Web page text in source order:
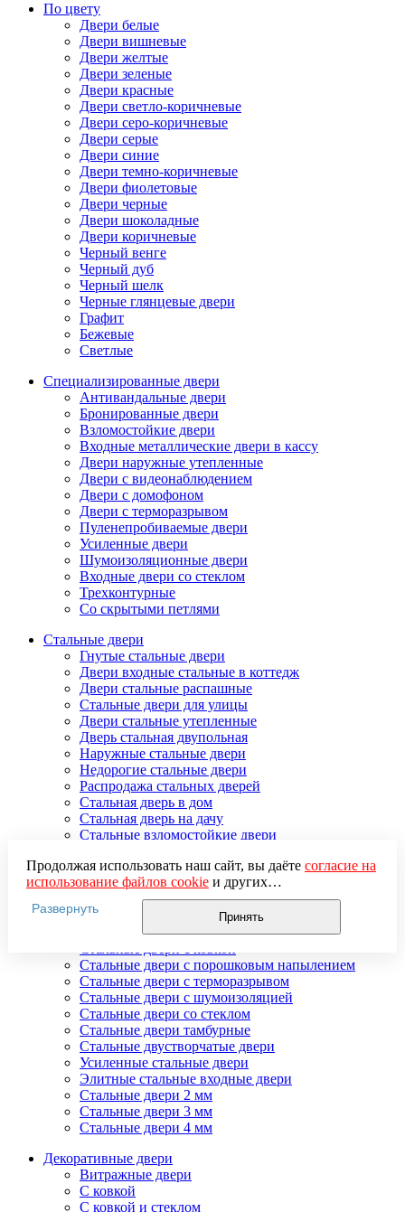
По цвету
Двери белые
Двери вишневые
Двери желтые
Двери зеленые
Двери красные
Двери светло-коричневые
Двери серо-коричневые
Двери серые
Двери синие
Двери темно-коричневые
Двери фиолетовые
Двери черные
Двери шоколадные
Двери коричневые
Черный венге
Черный дуб
Черный шелк
Черные глянцевые двери
Графит
Бежевые
Светлые
Специализированные двери
Антивандальные двери
Бронированные двери
Взломостойкие двери
Входные металлические двери в кассу
Двери наружные утепленные
Двери с видеонаблюдением
Двери с домофоном
Двери с терморазрывом
Пуленепробиваемые двери
Усиленные двери
Шумоизоляционные двери
Входные двери со стеклом
Трехконтурные
Со скрытыми петлями
Стальные двери
Гнутые стальные двери
Двери входные стальные в коттедж
Двери стальные распашные
Стальные двери для улицы
Двери стальные утепленные
Дверь стальная двупольная
Наружные стальные двери
Недорогие стальные двери
Распродажа стальных дверей
Стальная дверь в дом
Стальная дверь на дачу
Стальные взломостойкие двери
Стальные двери в подъезд
Стальные двери внутреннего открывания
Стальные двери массив
Стальные двери мдф
Стальные двери с зеркалом
Стальные двери с порошковым напылением
Стальные двери с терморазрывом
Стальные двери с шумоизоляцией
Стальные двери со стеклом
Стальные двери тамбурные
Стальные двустворчатые двери
Усиленные стальные двери
Элитные стальные входные двери
Стальные двери 2 мм
Стальные двери 3 мм
Стальные двери 4 мм
Декоративные двери
Витражные двери
С ковкой
С ковкой и стеклом
Продолжая использовать наш сайт, вы даёте согласие на
использование файлов cookieи других
пользовательских данных (включая IP-адрес, сведения о
местоположении, устройстве, действиях на сайте и т. п.)
для функционирования сайта, проведения
использования систем аналитики (например,
Яндекс.Метрика), в соответствии с нашей
обработки персональных данных.
Если вы не хотите, чтобы ваши данные обрабатывались,
настройте ограничения в браузере или покиньте сайт.
Развернуть
Принять